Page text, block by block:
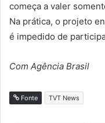
começa a valer
Na prática, o projeto
é impedido de
Com Agência Brasil
Fonte TVT News